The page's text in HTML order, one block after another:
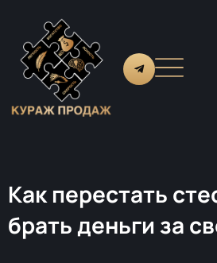
Как перестать
брать деньги за